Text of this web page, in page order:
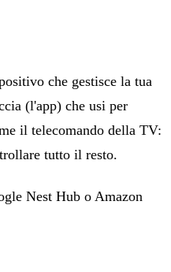
che gestisce la tua
(l'app) che usi per
il telecomando della TV:
tutto il resto.
Nest Hub o Amazon